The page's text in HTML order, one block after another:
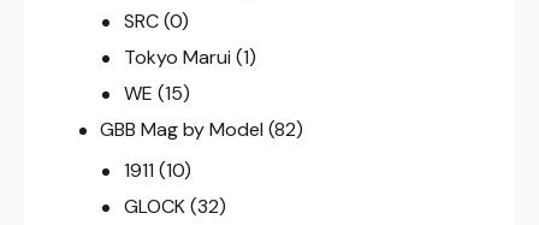
SRC (0)
Tokyo Marui (1)
WE (15)
GBB Mag by Model (82)
1911 (10)
GLOCK (32)